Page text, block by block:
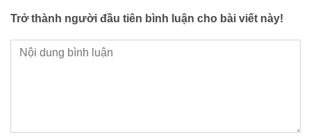
Trở thành người đầu tiên bình luận cho bài viết này!